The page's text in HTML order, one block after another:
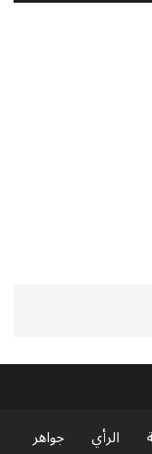
الرأي
جواهر